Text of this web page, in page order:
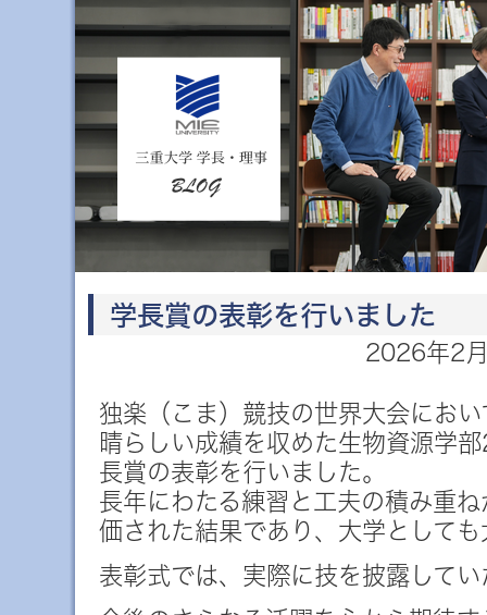
学長賞の表彰を行いました
2026年2
独楽（こま）競技の世界大会にお
晴らしい成績を収めた生物資源学
長賞の表彰を行いました。
長年にわたる練習と工夫の積み重
価された結果であり、大学として
表彰式では、実際に技を披露して